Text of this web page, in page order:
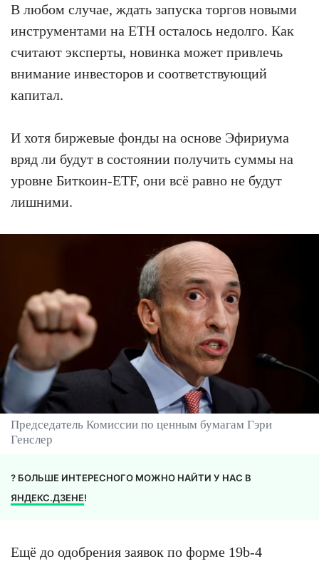
В любом случае, ждать запуска торгов новыми
инструментами на ETH осталось недолго. Как
считают эксперты, новинка может привлечь
внимание инвесторов и соответствующий
капитал.
И хотя биржевые фонды на основе Эфириума
вряд ли будут в состоянии получить суммы на
уровне Биткоин-ETF, они всё равно не будут
лишними.
Председатель Комиссии по ценным бумагам Гэри
Генслер
? БОЛЬШЕ ИНТЕРЕСНОГО МОЖНО НАЙТИ У НАС В
ЯНДЕКС.ДЗЕНЕ!
Ещё до одобрения заявок по форме 19b-4